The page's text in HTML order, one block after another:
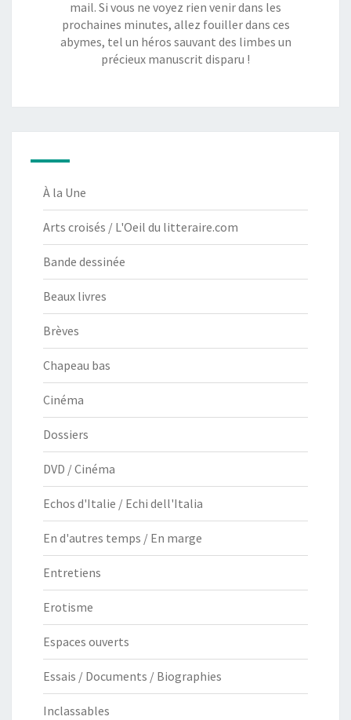
mail. Si vous ne voyez rien venir dans les
prochaines minutes, allez fouiller dans ces
abymes, tel un héros sauvant des limbes un
précieux manuscrit disparu !
À la Une
Arts croisés / L'Oeil du litteraire.com
Bande dessinée
Beaux livres
Brèves
Chapeau bas
Cinéma
Dossiers
DVD / Cinéma
Echos d'Italie / Echi dell'Italia
En d'autres temps / En marge
Entretiens
Erotisme
Espaces ouverts
Essais / Documents / Biographies
Inclassables